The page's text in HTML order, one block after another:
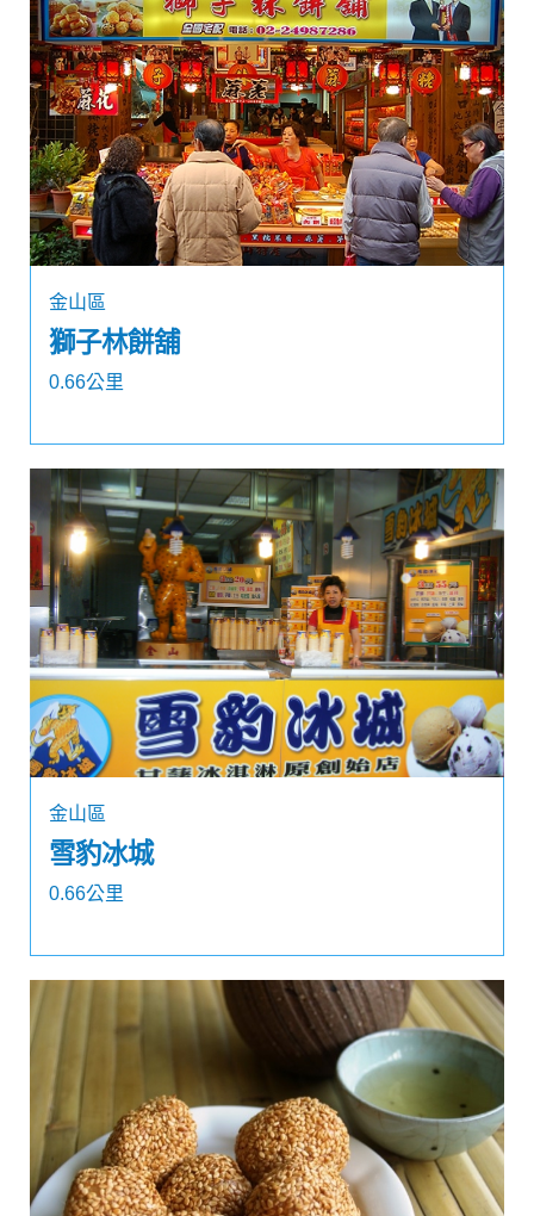
金山區
獅子林餅舖
0.66公里
金山區
雪豹冰城
0.66公里